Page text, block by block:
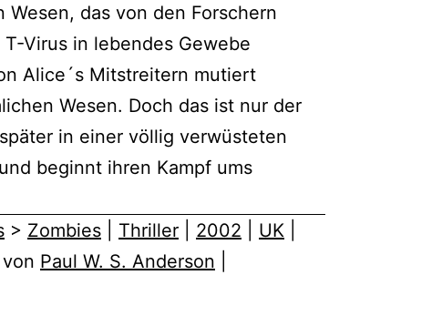
das von den Forschern
Virus in lebendes Gewebe
Alice´s Mitstreitern mutiert
Wesen. Doch das ist nur der
in einer völlig verwüsteten
beginnt ihren Kampf ums
> Zombies Thriller 2002 UK
von Paul W. S. Anderson